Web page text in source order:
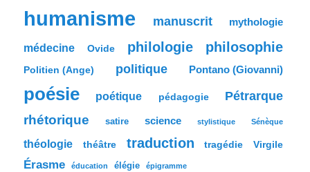
humanisme manuscrit mythologie
médecine Ovide philologie philosophie
Politien (Ange) politique Pontano (Giovanni)
poésie poétique pédagogie Pétrarque
rhétorique satire science stylistique Sénèque
théologie théâtre traduction tragédie Virgile
Érasme éducation élégie épigramme